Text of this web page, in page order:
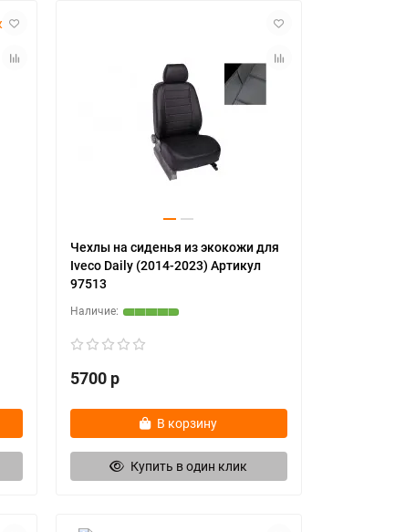
Чехлы на сиденья из экокожи для
Iveco Daily (2014-2023) Артикул
97513
5700 р
В корзину
Купить в один клик